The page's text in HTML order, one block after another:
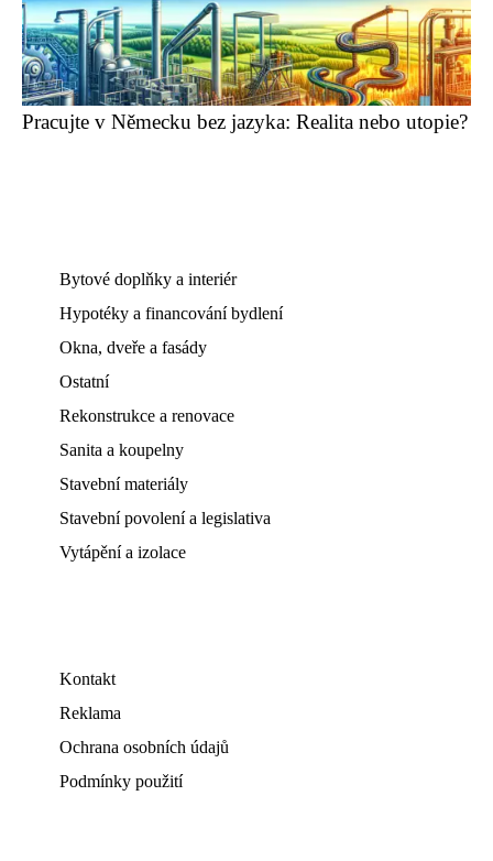
Pracujte v Německu bez jazyka: Realita nebo utopie?
Bytové doplňky a interiér
Hypotéky a financování bydlení
Okna, dveře a fasády
Ostatní
Rekonstrukce a renovace
Sanita a koupelny
Stavební materiály
Stavební povolení a legislativa
Vytápění a izolace
Kontakt
Reklama
Ochrana osobních údajů
Podmínky použití